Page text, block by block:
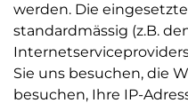
werden. Die
standardmässig (z.B.
Sie uns besuchen, die
besuchen, Ihre IP-